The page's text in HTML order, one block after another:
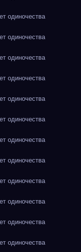
одиночества
одиночества
одиночества
одиночества
одиночества
одиночества
одиночества
одиночества
одиночества
одиночества
одиночества
одиночества